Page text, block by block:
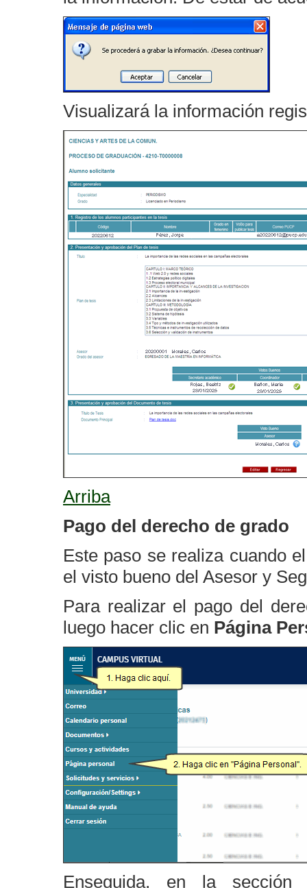
Visualizará la información
Arriba
Pago del derecho de grado
Este paso se realiza cuando
el visto bueno del Asesor y
Para realizar el pago del
luego hacer clic en Página
Enseguida, en la